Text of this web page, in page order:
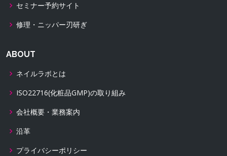
セミナー予約サイト
修理・ニッパー刃研ぎ
ABOUT
ネイルラボとは
ISO22716(化粧品GMP)の取り組み
会社概要・業務案内
沿革
プライバシーポリシー